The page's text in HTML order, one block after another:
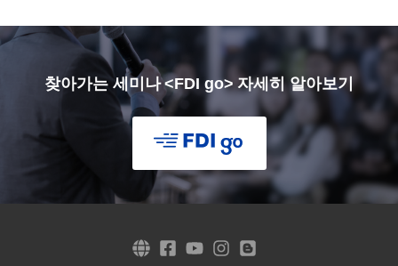
찾아가는 세미나 <FDI go> 자세히 알아보기